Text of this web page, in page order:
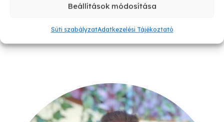
Beállítások módosítása
Süti szabályzatAdatkezelési Tájékoztató